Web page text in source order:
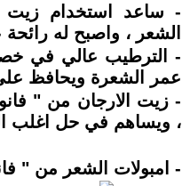
- ساعد استخدام زيت
الشعر ، واصبح له
- الترطيب عالي في
عمر الشعرة ويحافظ
- زيت الارجان من "
، ويساهم في حل اغلب
- امبولات الشعر من "